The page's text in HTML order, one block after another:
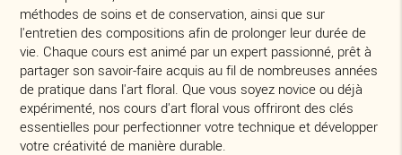
méthodes de soins et de conservation, ainsi que sur
l'entretien des compositions afin de prolonger leur durée de
vie. Chaque cours est animé par un expert passionné, prêt à
partager son savoir-faire acquis au fil de nombreuses années
de pratique dans l'art floral. Que vous soyez novice ou déjà
expérimenté, nos cours d'art floral vous offriront des clés
essentielles pour perfectionner votre technique et développer
votre créativité de manière durable.